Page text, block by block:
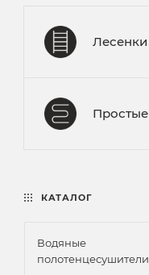
Лесенки
Простые
КАТАЛОГ
Водяные
полотенцесушители